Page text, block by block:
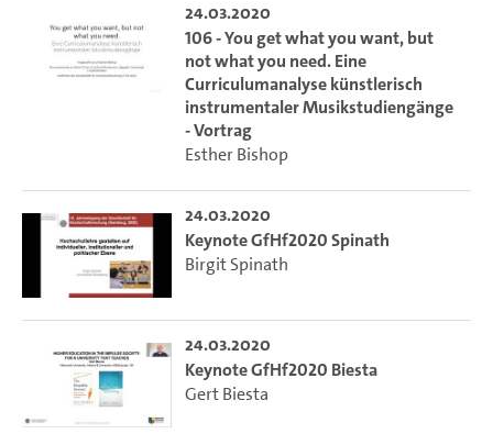
24.03.2020
106 - You get what you want, but
not what you need. Eine
Curriculumanalyse künstlerisch
instrumentaler Musikstudiengänge
- Vortrag
Esther Bishop
24.03.2020
Keynote GfHf2020 Spinath
Birgit Spinath
24.03.2020
Keynote GfHf2020 Biesta
Gert Biesta